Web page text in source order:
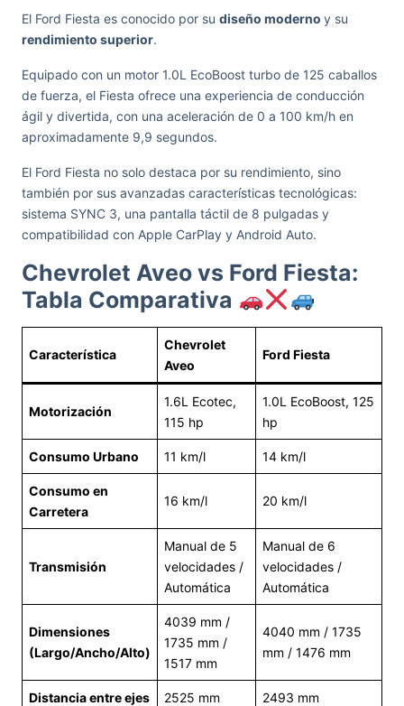
El Ford Fiesta es conocido por su diseño moderno y su
rendimiento superior.
Equipado con un motor 1.0L EcoBoost turbo de 125 caballos
de fuerza, el Fiesta ofrece una experiencia de conducción
ágil y divertida, con una aceleración de 0 a 100 km/h en
aproximadamente 9,9 segundos.
El Ford Fiesta no solo destaca por su rendimiento, sino
también por sus avanzadas características tecnológicas:
sistema SYNC 3, una pantalla táctil de 8 pulgadas y
compatibilidad con Apple CarPlay y Android Auto.
Chevrolet Aveo vs Ford Fiesta:
Tabla Comparativa
Característica
Chevrolet
Aveo
Ford Fiesta
Motorización
1.6L Ecotec,
115 hp
1.0L EcoBoost, 125
hp
Consumo Urbano 11 km/l 14 km/l
Consumo en
Carretera
16 km/l 20 km/l
Transmisión
Manual de 5
velocidades /
Automática
Manual de 6
velocidades /
Automática
Dimensiones
(Largo/Ancho/Alto)
4039 mm /
1735 mm /
1517 mm
4040 mm / 1735
mm / 1476 mm
Distancia entre ejes 2525 mm 2493 mm